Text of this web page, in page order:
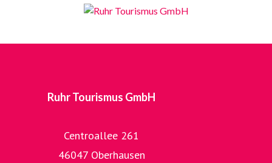
Ruhr Tourismus GmbH
Centroallee 261
46047 Oberhausen